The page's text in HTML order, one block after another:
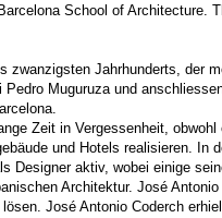
School of Architecture.
Jahrhunderts, der
Muguruza und
Zeit in Vergessenheit,
und Hotels realisieren. In
Designer aktiv, wobei einige
Architektur. José
José Antonio Coderch